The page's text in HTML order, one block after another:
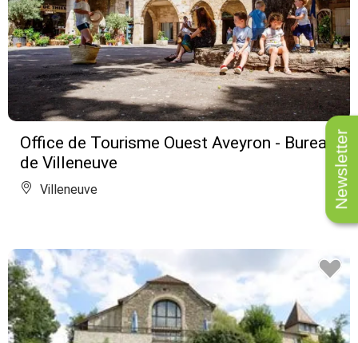
Newsletter
Office de Tourisme Ouest Aveyron - Bureau
de Villeneuve
Villeneuve